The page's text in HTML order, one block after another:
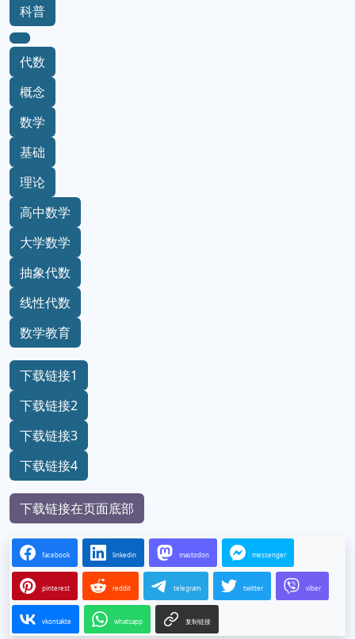
科普
代数
概念
数学
基础
理论
高中数学
大学数学
抽象代数
线性代数
数学教育
下载链接1
下载链接2
下载链接3
下载链接4
下载链接在页面底部
facebook linkedin mastodon messenger
pinterest reddit telegram twitter viber
vkontakte whatsapp 复制链接